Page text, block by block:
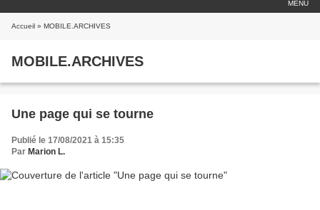
MENU
Accueil » MOBILE.ARCHIVES
MOBILE.ARCHIVES
Une page qui se tourne
Publié le 17/08/2021 à 15:35
Par Marion L.